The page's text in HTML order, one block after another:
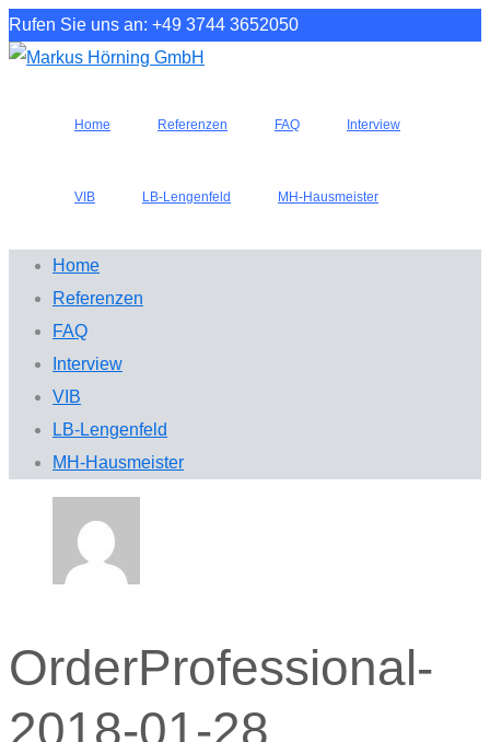
Rufen Sie uns an: +49 3744 3652050
Home Referenzen FAQ Interview
VIB LB-Lengenfeld MH-Hausmeister
Home
Referenzen
FAQ
Interview
VIB
LB-Lengenfeld
MH-Hausmeister
OrderProfessional-
2018-01-28